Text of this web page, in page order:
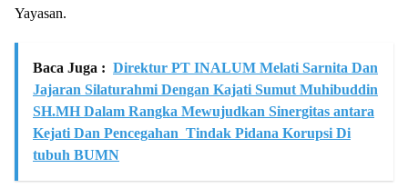
Yayasan.
Baca Juga : Direktur PT INALUM Melati Sarnita Dan
Jajaran Silaturahmi Dengan Kajati Sumut Muhibuddin
SH.MH Dalam Rangka Mewujudkan Sinergitas antara
Kejati Dan Pencegahan Tindak Pidana Korupsi Di
tubuh BUMN